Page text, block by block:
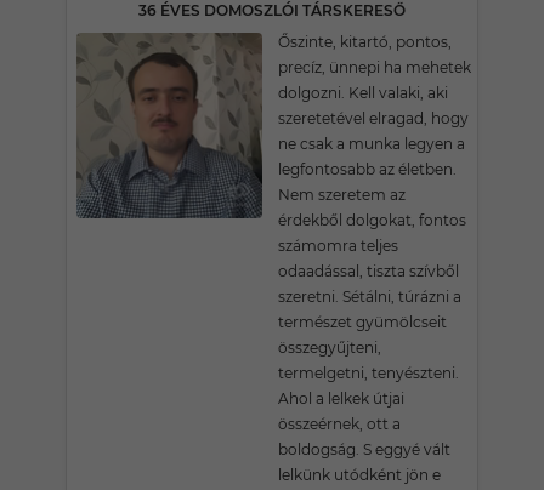
36 ÉVES DOMOSZLÓI TÁRSKERESŐ
Őszinte, kitartó, pontos,
precíz, ünnepi ha mehetek
dolgozni. Kell valaki, aki
szeretetével elragad, hogy
ne csak a munka legyen a
legfontosabb az életben.
Nem szeretem az
érdekből dolgokat, fontos
számomra teljes
odaadással, tiszta szívből
szeretni. Sétálni, túrázni a
természet gyümölcseit
összegyűjteni,
termelgetni, tenyészteni.
Ahol a lelkek útjai
összeérnek, ott a
boldogság. S eggyé vált
lelkünk utódként jön e